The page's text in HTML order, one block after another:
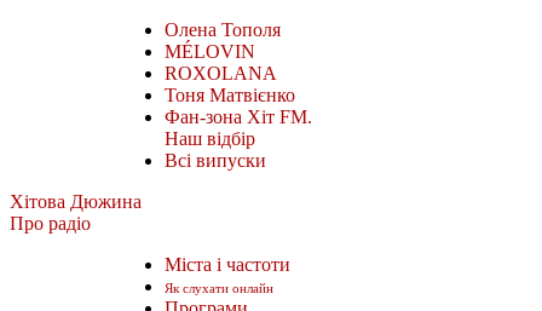
Олена Тополя
MÉLOVIN
ROXOLANA
Тоня Матвієнко
Фан-зона Хіт FM.
Наш відбір
Всі випуски
Хітова Дюжина
Про радіо
Міста і частоти
Як слухати онлайн